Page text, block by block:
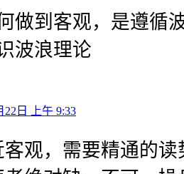
做到客观，是遵循
波浪理论
22日 上午 9:33
观，需要精通的